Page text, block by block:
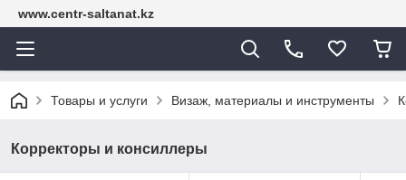
www.centr-saltanat.kz
Товары и услуги Визаж, материалы и инструменты
Корректоры и консиллеры